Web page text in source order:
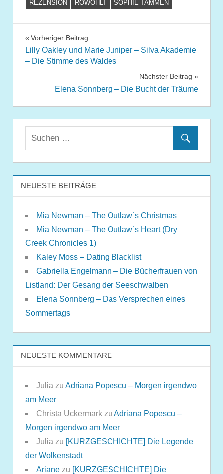
REZENSION ROWOHLT SOPHIE TAMMEN
Beitragsnavigation
Vorheriger Beitrag
Lilly Oakley und Marie Juniper – Silva Akademie
– Die Stimme des Waldes
Nächster Beitrag
Elena Sonnberg – Die Bucht der Träume
NEUESTE BEITRÄGE
Mia Newman – The Outlaw´s Christmas
Mia Newman – The Outlaw´s Heart (Dry
Creek Chronicles 1)
Kaley Moss – Dating Blacklist
Gabriella Engelmann – Die Bücherfrauen von
Listland: Der Gesang der Seeschwalben
Elena Sonnberg – Das Versprechen eines
Sommertags
NEUESTE KOMMENTARE
Julia zu Adriana Popescu – Morgen irgendwo
am Meer
Christa Uckermarkzu Adriana Popescu –
Morgen irgendwo am Meer
Julia zu [KURZGESCHICHTE] Die Legende
der Wolkenstadt
Arianezu [KURZGESCHICHTE] Die